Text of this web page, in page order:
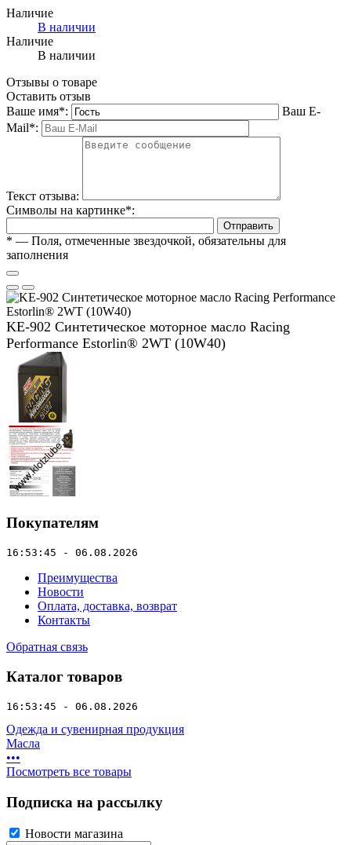
Наличие
В наличии
Наличие
В наличии
Отзывы о товаре
Оставить отзыв
Ваше имя*:
Ваш E-
Mail*:
Текст отзыва:
Символы на картинке*:
Отправить
* — Поля, отмеченные звездочкой, обязательны для
заполнения
KE-902 Синтетическое моторное масло Racing
Performance Estorlin® 2WТ (10W40)
Покупателям
16:53:45 - 06.08.2026
Преимущества
Новости
Оплата, доставка, возврат
Контакты
Обратная связь
Каталог товаров
16:53:45 - 06.08.2026
Одежда и сувенирная продукция
Масла
•••
Посмотреть все товары
Подписка на рассылку
Новости магазина